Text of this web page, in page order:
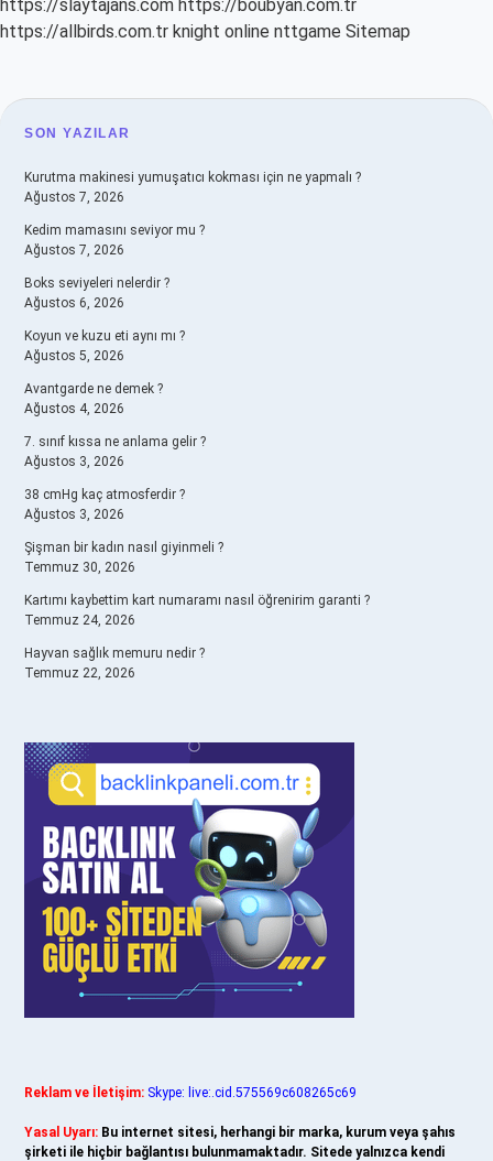
https://slaytajans.com https://boubyan.com.tr
https://allbirds.com.tr knight online nttgame Sitemap
SIDEBAR
SON YAZILAR
Kurutma makinesi yumuşatıcı kokması için ne yapmalı ?
Ağustos 7, 2026
Kedim mamasını seviyor mu ?
Ağustos 7, 2026
Boks seviyeleri nelerdir ?
Ağustos 6, 2026
Koyun ve kuzu eti aynı mı ?
Ağustos 5, 2026
Avantgarde ne demek ?
Ağustos 4, 2026
7. sınıf kıssa ne anlama gelir ?
Ağustos 3, 2026
38 cmHg kaç atmosferdir ?
Ağustos 3, 2026
Şişman bir kadın nasıl giyinmeli ?
Temmuz 30, 2026
Kartımı kaybettim kart numaramı nasıl öğrenirim garanti ?
Temmuz 24, 2026
Hayvan sağlık memuru nedir ?
Temmuz 22, 2026
Reklam ve İletişim: Skype: live:.cid.575569c608265c69
Yasal Uyarı: Bu internet sitesi, herhangi bir marka, kurum veya şahıs
şirketi ile hiçbir bağlantısı bulunmamaktadır. Sitede yalnızca kendi